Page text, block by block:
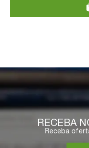
RECEBA
Receba